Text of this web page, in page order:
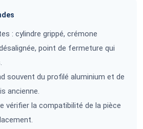
: cylindre grippé, crémone
point de fermeture qui
souvent du profilé aluminium et de
ancienne.
vérifier la compatibilité de la pièce